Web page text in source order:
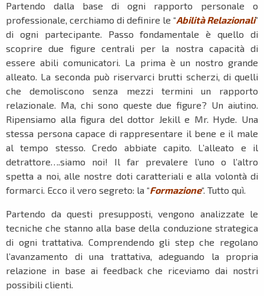
Partendo dalla base di ogni rapporto personale o
professionale, cerchiamo di definire le “Abilità Relazionali”
di ogni partecipante. Passo fondamentale è quello di
scoprire due figure centrali per la nostra capacità di
essere abili comunicatori. La prima è un nostro grande
alleato. La seconda può riservarci brutti scherzi, di quelli
che demoliscono senza mezzi termini un rapporto
relazionale. Ma, chi sono queste due figure? Un aiutino.
Ripensiamo alla figura del dottor Jekill e Mr. Hyde. Una
stessa persona capace di rappresentare il bene e il male
al tempo stesso. Credo abbiate capito. L’alleato e il
detrattore….siamo noi! Il far prevalere l’uno o l’altro
spetta a noi, alle nostre doti caratteriali e alla volontà di
formarci. Ecco il vero segreto: la “Formazione“. Tutto quì.
Partendo da questi presupposti, vengono analizzate le
tecniche che stanno alla base della conduzione strategica
di ogni trattativa. Comprendendo gli step che regolano
l’avanzamento di una trattativa, adeguando la propria
relazione in base ai feedback che riceviamo dai nostri
possibili clienti.